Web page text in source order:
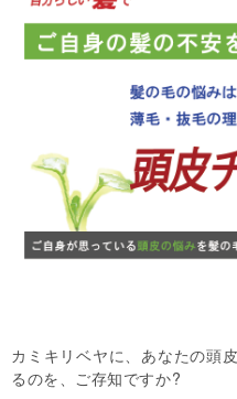
カミキリベヤに、あなたの頭
るのを、ご存知ですか?